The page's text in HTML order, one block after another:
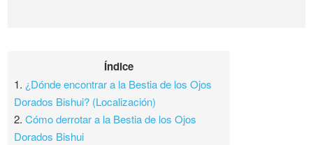
Índice
1. ¿Dónde encontrar a la Bestia de los Ojos
Dorados Bishui? (Localización)
2.Cómo derrotar a la Bestia de los Ojos
Dorados Bishui